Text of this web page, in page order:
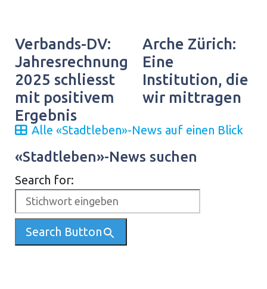
Verbands-DV:
Jahresrechnung
2025 schliesst
mit positivem
Ergebnis
Arche Zürich:
Eine
Institution, die
wir mittragen
Alle «Stadtleben»-News auf einen Blick
«Stadtleben»-News suchen
Search for:
Search Button